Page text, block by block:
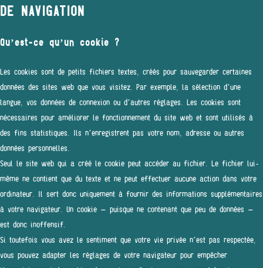
DE NAVIGATION
Qu’est-ce qu’un cookie ?
Les cookies sont de petits fichiers textes, créés pour sauvegarder certaines
données des sites web que vous visitez. Par exemple, la sélection d’une
langue, vos données de connexion ou d’autres réglages. Les cookies sont
nécessaires pour améliorer le fonctionnement du site web et sont utilisés à
des fins statistiques. Ils n’enregistrent pas votre nom, adresse ou autres
données personnelles.
Seul le site web qui a créé le cookie peut accéder au fichier. Le fichier lui-
même ne contient que du texte et ne peut effectuer aucune action dans votre
ordinateur. Il sert donc uniquement à fournir des informations supplémentaires
à votre navigateur. Un cookie – puisque ne contenant que peu de données –
est donc inoffensif.
Si toutefois vous avez le sentiment que votre vie privée n’est pas respectée,
vous pouvez adapter les réglages de votre navigateur pour empêcher